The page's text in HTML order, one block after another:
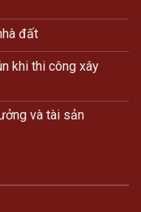
đất
khi thi công xây
và tài sản